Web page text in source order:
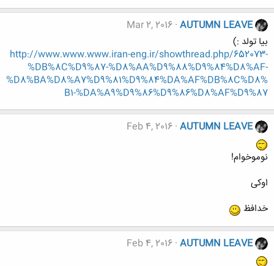
AUTUMN LEAVE
Mar 2, 2016
بیا تولد :)
http://www.www.www.iran-eng.ir/showthread.php/652073-
%DB%8C%D9%87-%D8%AA%D9%88%D9%84%D8%AF-
%D8%BA%D8%A7%D9%81%D9%84%DA%AF%DB%8C%D8%
B1-%DA%A9%D9%86%D9%86%D8%AF%D9%87
AUTUMN LEAVE
Feb 4, 2016
نوموخوام!
اوکی
خدافظ
AUTUMN LEAVE
Feb 4, 2016